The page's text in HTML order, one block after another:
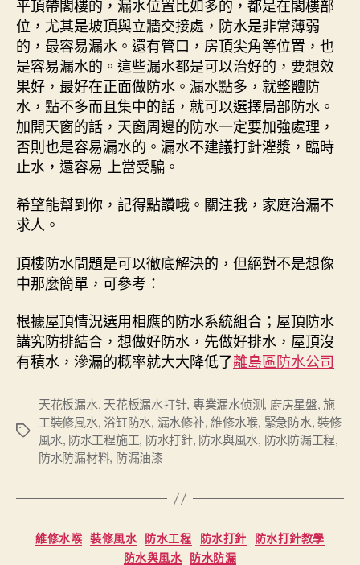
平頂帶閣樓的，漏水位置比如多的，都是在閣樓部
位，尤其是坡頂與立牆交接處，防水是非常薄弱
的，最容易漏水。還有管口，房頂尖角等位置，也
是容易漏水的。這些漏水都是可以治好的，要想效
果好，最好在正面做防水。漏水點多，就整體防
水，點不多而且集中的話，就可以選擇局部防水。
加開天窗的話，天窗周邊的防水一定要加強處理，
否則也是容易漏水的。漏水不建議打針灌漿，臨時
止水，還容易 上當受騙。
希望能幫到你，記得點讚哦。關注我，家庭治漏不
求人。
頂樓防水問題是可以徹底解決的，但絕對不是想像
中那麼簡單，可參考：
根據屋頂情況選用相應的防水系統組合；屋頂防水
講究防排結合，想做好防水，先做好排水，屋頂沒
有積水，滲漏的概率就大大降低了離島區防水公司
Tags
天花板漏水, 天花板漏水打针, 專業漏水侦测, 廚房星盤,施
工裝修風水, 浴缸防水, 漏水修补,維修水喉, 緊急防水,裝修
風水, 防水工程施工, 防水打針, 防水與風水, 防水防漏工程,
防水防漏材料, 防漏油漆
Categories
維修水喉 裝修風水 防水工程 防水打針 防水打針教學
防水與風水 防水防漏